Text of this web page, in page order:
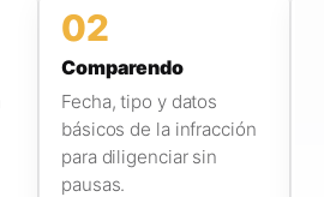
02
Comparendo
Fecha, tipo y datos
básicos de la infracción
para diligenciar sin
pausas.